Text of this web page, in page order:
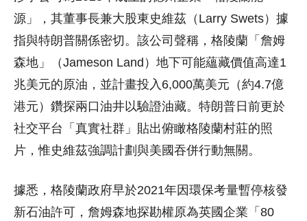
源」，其董事長兼大股東史維茲（Larry Swets）據
指與特朗普關係密切。該公司聲稱，格陵蘭「詹姆
森地」（Jameson Land）地下可能蘊藏價值高達1
兆美元的原油，並計畫投入6,000萬美元（約4.7億
港元）鑽探兩口油井以驗證油藏。特朗普日前更於
社交平台「真實社群」貼出俯瞰格陵蘭村莊的照
片，惟史維茲強調計劃與美國吞併行動無關。
據悉，格陵蘭政府早於2021年因環保考量暫停核發
新石油許可，詹姆森地探勘權原為英國企業「80